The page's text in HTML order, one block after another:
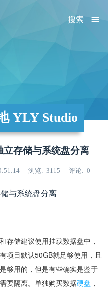
≡
搜索
YLY Studio
立存储与系统盘分离
浏览 3115 评论 0
与系统盘分离
存储建议使用挂载数据盘中，
项目默认50GB就足够使用，且
够用的，但是有些确实是鉴于
要隔离。单独购买数据硬盘 ，